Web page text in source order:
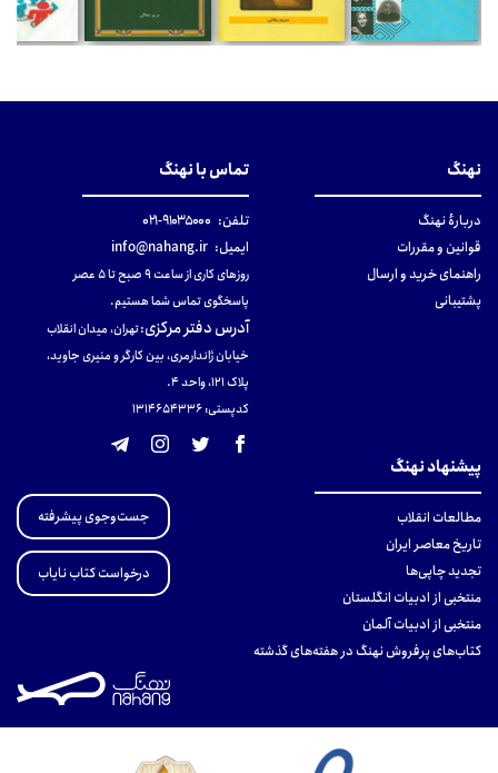
نهنگ
دربارهٔ نهنگ
قوانین و مقررات
راهنمای خرید و ارسال
پشتیبانی
تماس با نهنگ
تلفن: ۹۱۰۳۵۰۰۰-۰۲۱
ایمیل: info@nahang.ir
روزهای کاری از ساعت ۹ صبح تا ۵ عصر
پاسخگوی تماس شما هستیم.
آدرس دفتر مرکزی:تهران، میدان انقلاب
خیابان ژاندارمری، بین کارگر و منیری جاوید،
پلاک 121، واحد ۴.
کدپستی: 131465433۶
پیشنهاد نهنگ
مطالعات انقلاب
تاریخ معاصر ایران
تجدید چاپی‌ها
منتخبی از ادبیات انگلستان
منتخبی از ادبیات آلمان
کتاب‌های پرفروش نهنگ در هفته‌های گذشته
جست‌وجوی پیشرفته
درخواست کتاب نایاب